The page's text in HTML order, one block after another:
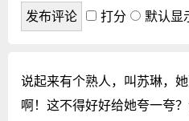
打分 默认显
说起来有个熟人，叫苏琳，
啊！这不得好好给她夸一夸